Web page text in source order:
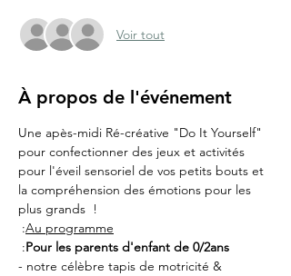
Voir tout
À propos de l'événement
Une apès-midi Ré-créative "Do It Yourself"
pour confectionner des jeux et activités
pour l'éveil sensoriel de vos petits bouts et
la compréhension des émotions pour les
plus grands  !
:Au programme
:Pour les parents d'enfant de 0/2ans
- notre célèbre tapis de motricité &